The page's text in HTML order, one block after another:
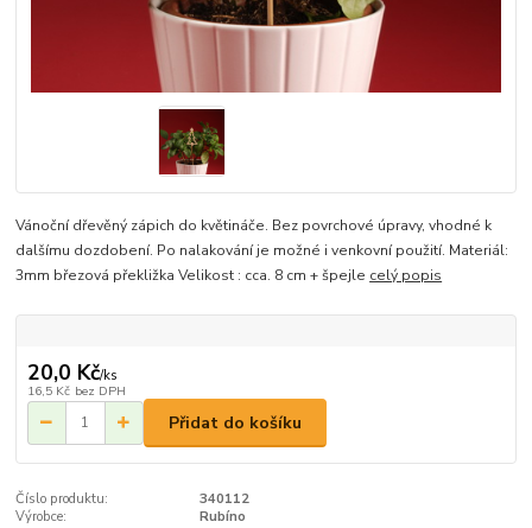
Vánoční dřevěný zápich do květináče. Bez povrchové úpravy, vhodné k
dalšímu dozdobení. Po nalakování je možné i venkovní použití. Materiál:
3mm březová překližka Velikost : cca. 8 cm + špejle celý popis
20,0 Kč/ks
16,5 Kč bez DPH
Přidat do košíku
Číslo produktu:
340112
Výrobce:
Rubíno